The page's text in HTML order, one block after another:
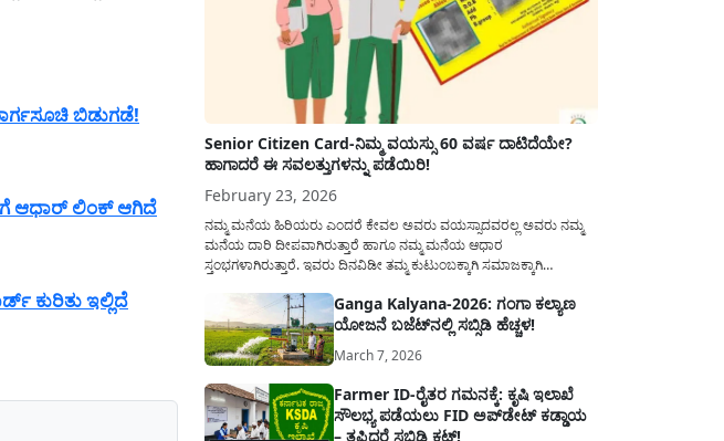
ಬಿಡುಗಡೆ!
ಗೆ ಆಧಾರ್ ಲಿಂಕ್ ಆಗಿದೆ
ಕುರಿತು ಇಲ್ಲಿದೆ
Senior Citizen Card-ನಿಮ್ಮ ವಯಸ್ಸು 60 ವರ್ಷ ದಾಟಿದೆಯೇ?
ಹಾಗಾದರೆ ಈ ಸವಲತ್ತುಗಳನ್ನು ಪಡೆಯಿರಿ!
February 23, 2026
ನಮ್ಮ ಮನೆಯ ಹಿರಿಯರು ಎಂದರೆ ಕೇವಲ ಅವರು ವಯಸ್ಸಾದವರಲ್ಲ ಅವರು ನಮ್ಮ
ಮನೆಯ ದಾರಿ ದೀಪವಾಗಿರುತ್ತಾರೆ ಹಾಗೂ ನಮ್ಮ ಮನೆಯ ಆಧಾರ
ಸ್ತಂಭಗಳಾಗಿರುತ್ತಾರೆ. ಇವರು ದಿನವಿಡೀ ತಮ್ಮ ಕುಟುಂಬಕ್ಕಾಗಿ ಸಮಾಜಕ್ಕಾಗಿ
ನೆಮ್ಮದಿಯಿಂದ ಕಳೆಯಬೇಕೆಂಬುದು ಪ್ರತಿಯೊಬ್ಬರ ಕನಸಾಗಿರುತ್ತದೆ ಆದ್ದರಿಂದ
ಸರ್ಕಾರವು ಹಿರಿಯ ನಾಗರಿಕರ ಗುರುತಿನ ಚೀಟಿ...
Ganga Kalyana-2026: ಗಂಗಾ ಕಲ್ಯಾಣ
ಯೋಜನೆ ಬಜೆಟ್‌ನಲ್ಲಿ ಸಬ್ಸಿಡಿ ಹೆಚ್ಚಳ!
March 7, 2026
Farmer ID-ರೈತರ ಗಮನಕ್ಕೆ: ಕೃಷಿ ಇಲಾಖೆ
ಸೌಲಭ್ಯ ಪಡೆಯಲು FID ಅಪ್‌ಡೇಟ್ ಕಡ್ಡಾಯ
– ತಪ್ಪಿದರೆ ಸಬ್ಸಿಡಿ ಕಟ್!